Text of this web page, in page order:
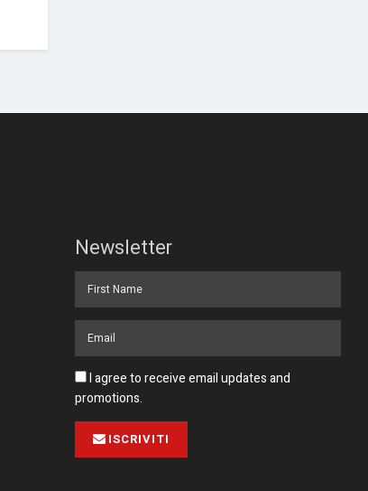
Newsletter
I agree to receive email updates and
promotions.
ISCRIVITI